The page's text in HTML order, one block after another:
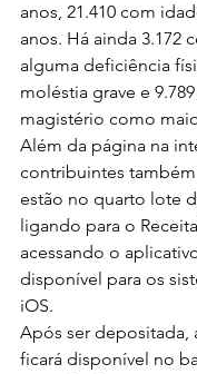
anos, 21.410 com
anos. Há ainda 3.172
alguma deficiência
moléstia grave e
magistério como
Além da página na
contribuintes
estão no quarto lote
ligando para o
acessando o
disponível para os
iOS.
Após ser depositada,
ficará disponível no